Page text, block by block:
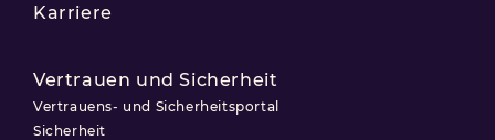
Karriere
Vertrauen und Sicherheit
Vertrauens- und Sicherheitsportal
Sicherheit